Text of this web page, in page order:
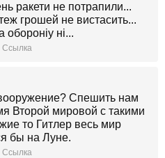
ракети не потрапили...
грошей не вистасить...
обороніу ні...
Ссылка
Спешить нам
Второй мировой с такими
то Гитлер весь мир
бы на Луне.
Ссылка